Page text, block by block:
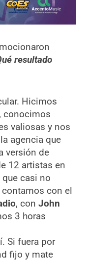
éresultado
Hicimos
conocimos
valiosas y nos
agencia que
versión de
12 artistas en
casi no
contamos con el
, conJohn
3 horas
Si fuera por
fijo y mate